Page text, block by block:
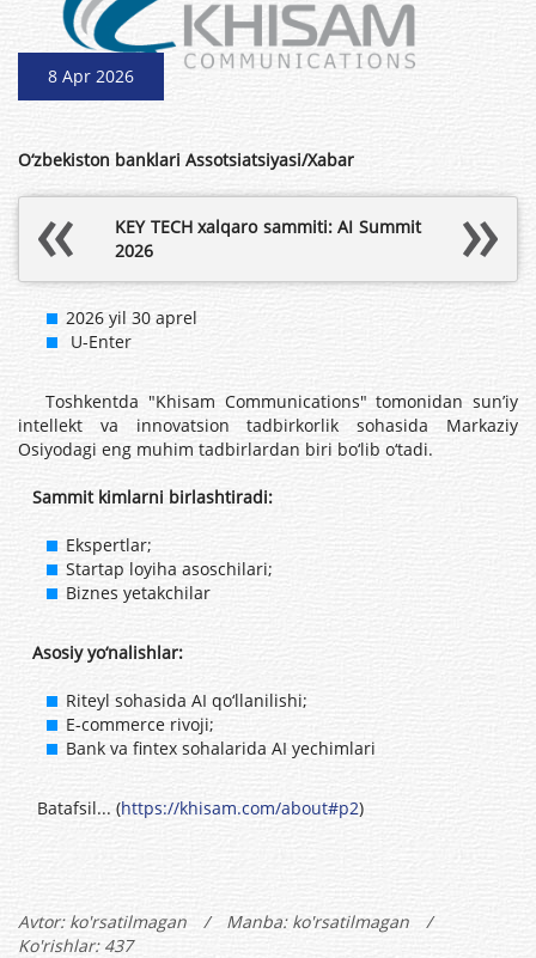
8 Apr 2026
O‘zbekiston banklari Assotsiatsiyasi/Xabar
KEY TECH xalqaro sammiti: AI Summit
2026
2026 yil 30 aprel
U-Enter
Toshkentda "Khisam Communications" tomonidan sunʼiy
intellekt va innovatsion tadbirkorlik sohasida Markaziy
Osiyodagi eng muhim tadbirlardan biri bo‘lib o‘tadi.
Sammit kimlarni birlashtiradi:
Ekspertlar;
Startap loyiha asoschilari;
Biznes yetakchilar
Asosiy yo‘nalishlar:
Riteyl sohasida АI qo‘llanilishi;
E-commerce rivoji;
Bank va fintex sohalarida АI yechimlari
Batafsil... (https://khisam.com/about#p2)
Avtor: ko'rsatilmagan / Manba: ko'rsatilmagan
/
Ko'rishlar: 437